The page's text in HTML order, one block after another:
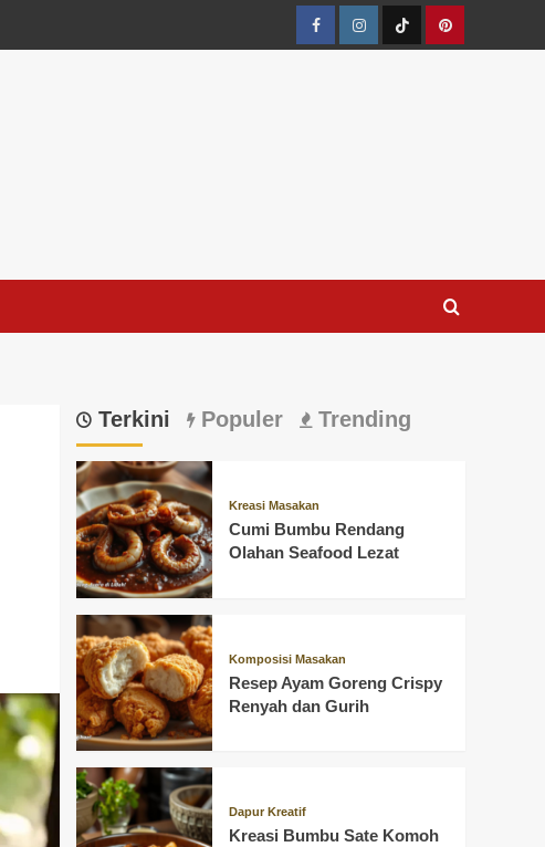
FacebookInstagramTikTokPinterest
Terkini Populer Trending
Kreasi Masakan
Cumi Bumbu Rendang
Olahan Seafood Lezat
Komposisi Masakan
Resep Ayam Goreng Crispy
Renyah dan Gurih
Dapur Kreatif
Kreasi Bumbu Sate Komoh